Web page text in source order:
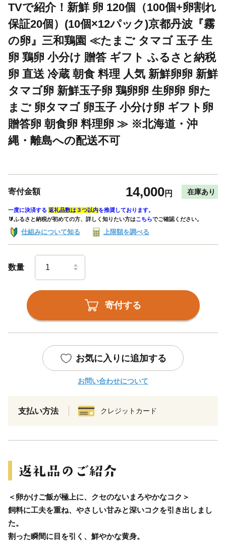
TVで紹介！新鮮 卵 120個（100個+卵割れ
保証20個）(10個×12パック)京都丹波『霧
の卵』三和鶏園 ≪たまご タマゴ 玉子 生
卵 鶏卵 小分け 贈答 ギフト ふるさと納税
卵 直送 冷蔵 朝食 料理 人気 新鮮卵卵 新鮮
タマゴ卵 新鮮玉子卵 鶏卵卵 生卵卵 卵た
まご 卵タマゴ 卵玉子 小分け卵 ギフト卵
贈答卵 朝食卵 料理卵 ≫ ※北海道・沖
縄・離島への配送不可
寄付金額 14,000円 在庫あり
一度に決済する 返礼品数は３つ以内を推奨しております。
🔰ふるさと納税が初めての方、詳しく知りたい方はこちらでご確認ください。
仕組みについて知る 上限額を調べる
数量
寄付する
お気に入りに追加する
お問い合わせについて
支払い方法 クレジットカード
＜卵かけご飯が極上に、クセのないまろやかなコク＞
飼料に工夫を重ね、やさしい甘みと深いコクを引き出しまし
た。
割った瞬間に目を引く、鮮やかな黄身。